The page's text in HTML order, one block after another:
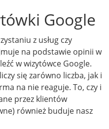
Google
z usług czy
na podstawie opinii w
w wizytówce Google.
się zarówno liczba, jak i
na nie reaguje. To, czy i
przez klientów
również buduje nasz